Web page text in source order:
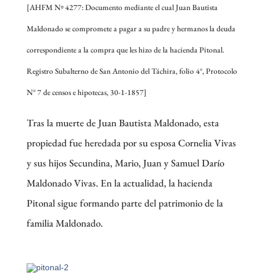
[AHFM Nº 4277: Documento mediante el cual Juan Bautista
Maldonado se compromete a pagar a su padre y hermanos la deuda
correspondiente a la compra que les hizo de la hacienda Pitonal.
Registro Subalterno de San Antonio del Táchira, folio 4°, Protocolo
N° 7 de censos e hipotecas, 30-1-1857]
Tras la muerte de Juan Bautista Maldonado, esta
propiedad fue heredada por su esposa Cornelia Vivas
y sus hijos Secundina, Mario, Juan y Samuel Darío
Maldonado Vivas. En la actualidad, la hacienda
Pitonal sigue formando parte del patrimonio de la
familia Maldonado.